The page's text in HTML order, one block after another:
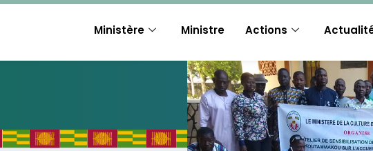
Ministère Ministre Actions